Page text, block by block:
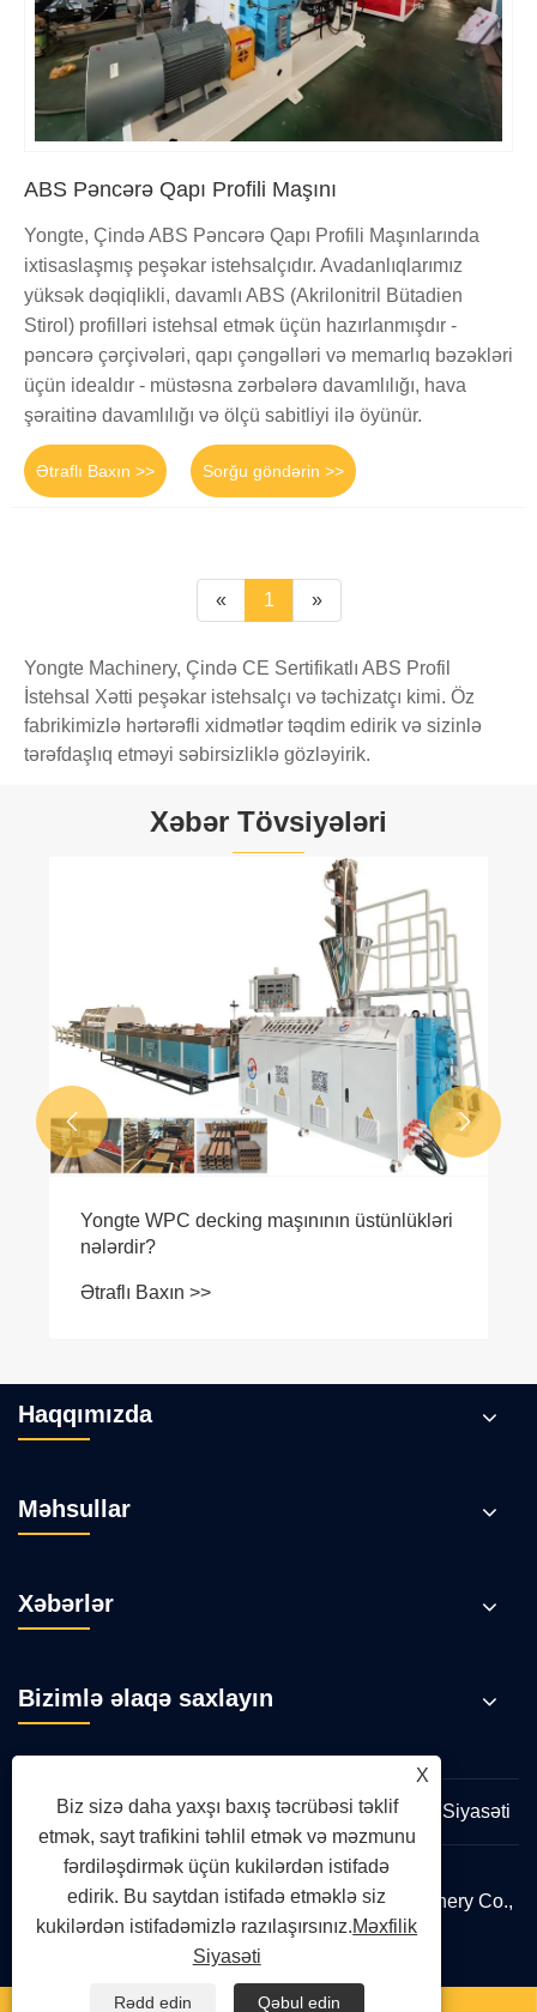
ABS Pəncərə Qapı Profili Maşını
Yongte, Çində ABS Pəncərə Qapı Profili Maşınlarında
ixtisaslaşmış peşəkar istehsalçıdır. Avadanlıqlarımız
yüksək dəqiqlikli, davamlı ABS (Akrilonitril Bütadien
Stirol) profilləri istehsal etmək üçün hazırlanmışdır -
pəncərə çərçivələri, qapı çəngəlləri və memarlıq bəzəkləri
üçün idealdır - müstəsna zərbələrə davamlılığı, hava
şəraitinə davamlılığı və ölçü sabitliyi ilə öyünür.
Ətraflı Baxın >> Sorğu göndərin >>
« 1 »
Yongte Machinery, Çində CE Sertifikatlı ABS Profil
İstehsal Xətti peşəkar istehsalçı və təchizatçı kimi. Öz
fabrikimizlə hərtərəfli xidmətlər təqdim edirik və sizinlə
tərəfdaşlıq etməyi səbirsizliklə gözləyirik.
Xəbər Tövsiyələri
Yongte WPC decking maşınının üstünlükləri
nələrdir?
Ətraflı Baxın >>
 
Haqqımızda
Məhsullar
Xəbərlər
Bizimlə əlaqə saxlayın
Links Sitemap RSS XML Məxfilik Siyasəti
Copyright © 2026 Qingdao Yongte Plastic Machinery Co.,
Ltd. Bütün hüquqlar qorunur.
X
Biz sizə daha yaxşı baxış təcrübəsi təklif
etmək, sayt trafikini təhlil etmək və məzmunu
fərdiləşdirmək üçün kukilərdən istifadə
edirik. Bu saytdan istifadə etməklə siz
kukilərdən istifadəmizlə razılaşırsınız.Məxfilik
Siyasəti
Rədd edin Qəbul edin